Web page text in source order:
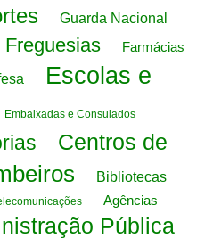
Guarda Nacional
Freguesias Farmácias
Escolas e
Embaixadas e Consulados
Centros de
Bibliotecas
Agências
Pública